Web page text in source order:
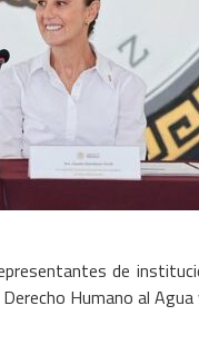
de
Humano al